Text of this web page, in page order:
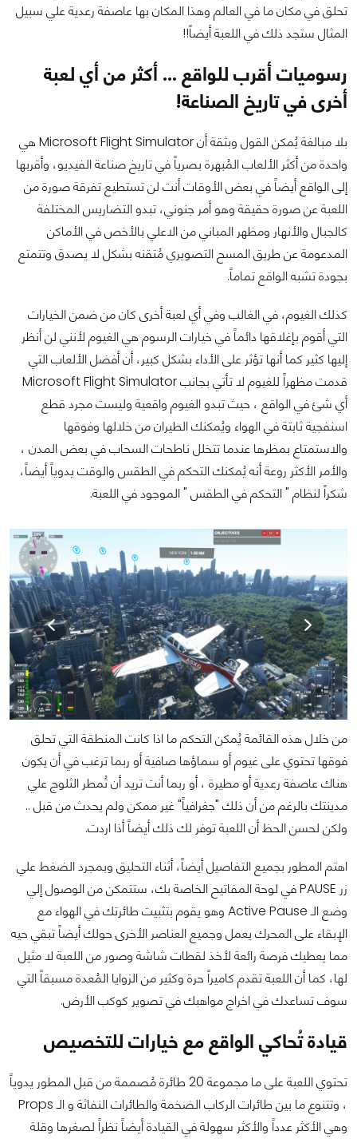
تحلق في مكان ما في العالم وهذا المكان بها عاصفة رعدية علي سبيل
المثال ستجد ذلك في اللعبة أيضاً!!
رسوميات أقرب للواقع ... أكثر من أي لعبة
أخرى في تاريخ الصناعة!
بلا مبالغة يُمكن القول وبثقة أن Microsoft Flight Simulator هي
واحدة من أكثر الألعاب المُبهرة بصرياً في تاريخ صناعة الفيديو، وأقربها
إلى الواقع أيضاً في بعض الأوقات أنت لن تستطيع تفرقة صورة من
اللعبة عن صورة حقيقة وهو أمر جنوني، تبدو التضاريس المختلفة
كالجبال والأنهار ومظهر المباني من الاعلي بالأخص في الأماكن
المدعومة عن طريق المسح التصويري مُتقنه بشكل لا يصدق وتتمتع
بجودة تشبه الواقع تماماً.
كذلك الغيوم، في الغالب وفي أي لعبة أخرى كان من ضمن الخيارات
التي أقوم بإغلاقها دائماً في خيارات الرسوم هي الغيوم لأنني لن أنظر
إليها كثير كما أنها تؤثر على الأداء بشكل كبير، أن أفضل الألعاب التي
قدمت مظهراً للغيوم لا تأتي بجانب Microsoft Flight Simulator
أي شئ في الواقع ، حيث تبدو الغيوم واقعية وليست مجرد قطع
اسنفجية ثابتة في الهواء ويُمكنك الطيران من خلالها وفوقها
والاستمتاع بمظرها عندما تتخلل ناطحات السحاب في بعض المدن ،
والأمر الأكثر روعة أنه يُمكنك التحكم في الطقس والوقت يدوياً أيضاً،
شكراً لنظام " التحكم في الطقس " الموجود في اللعبة.
من خلال هذه القائمة يُمكن التحكم ما اذا كانت المنطقة التي تحلق
فوقها تحتوي على غيوم أو سماؤها صافية أو ربما ترغب في أن يكون
هناك عاصفة رعدية أو مطيرة ، أو ربما أنت تريد أن تُمطر الثلوج علي
مدينتك بالرغم من أن ذلك "جغرافياً" غير ممكن ولم يحدث من قبل ..
ولكن لحسن الحظ أن اللعبة توفر لك ذلك أيضاً أذا اردت.
اهتم المطور بجميع التفاصيل أيضاً، أثناء التحليق وبمجرد الضغط علي
زر PAUSE في لوحة المفاتيح الخاصة بك، ستتمكن من الوصول إلي
وضع الـ Active Pause وهو يقوم بتثبيت طائرتك في الهواء مع
الإبقاء على المحرك يعمل وجميع العناصر الأخرى حولك أيضاً تبقي حيه
مما يعطيك فرصة رائعة لأخذ لقطات شاشة وصور من اللعبة لا مثيل
لها، كما أن اللعبة تقدم كاميراً حرة وكثير من الزوايا المُعدة مسبقاً التي
سوف تساعدك في اخراج مواهبك في تصوير كوكب الأرض.
قيادة تُحاكي الواقع مع خيارات للتخصيص
تحتوي اللعبة على ما مجموعة 20 طائرة مُصممة من قبل المطور يدوياً
، وتتنوع ما بين طائرات الركاب الضخمة والطائرات النفاثة و الـ Props
وهي الأكثر عدداً والأكثر سهولة في القيادة أيضاً نظراً لصغرها وقلة